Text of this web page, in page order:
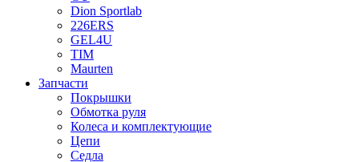
Dion Sportlab
226ERS
GEL4U
TIM
Maurten
Запчасти
Покрышки
Обмотка руля
Колеса и комплектующие
Цепи
Седла